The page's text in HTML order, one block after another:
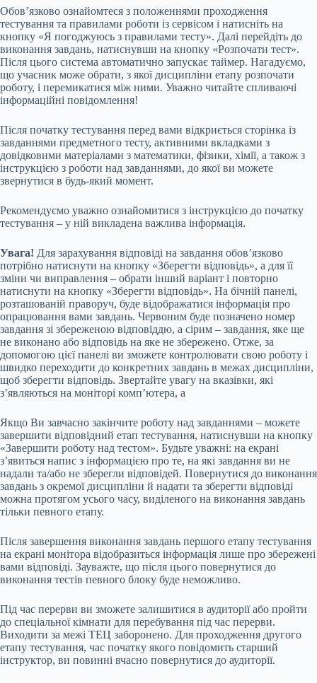
Обов’язково ознайомтеся з положеннями проходження
тестування та правилами роботи із сервісом і натисніть на
кнопку «Я погоджуюсь з правилами тесту». Далі перейдіть до
виконання завдань, натиснувши на кнопку «Розпочати тест».
Після цього система автоматично запускає таймер. Нагадуємо,
що учасник може обрати, з якої дисципліни етапу розпочати
роботу, і перемикатися між ними. Уважно читайте спливаючі
інформаційні повідомлення!
Після початку тестування перед вами відкриється сторінка із
завданнями предметного тесту, активними вкладками з
довідковими матеріалами з математики, фізики, хімії, а також з
інструкцією з роботи над завданнями, до якої ви можете
звернутися в будь-який момент.
Рекомендуємо уважно ознайомитися з інструкцією до початку
тестування – у ній викладена важлива інформація.
Увага! Для зарахування відповіді на завдання обов’язково
потрібно натиснути на кнопку «Зберегти відповідь», а для її
зміни чи виправлення – обрати інший варіант і повторно
натиснути на кнопку «Зберегти відповідь». На бічній панелі,
розташованій праворуч, буде відображатися інформація про
опрацювання вами завдань. Червоним буде позначено номер
завдання зі збереженою відповіддю, а сірим ‒ завдання, яке ще
не виконано або відповідь на яке не збережено. Отже, за
допомогою цієї панелі ви зможете контролювати свою роботу і
швидко переходити до конкретних завдань в межах дисципліни,
щоб зберегти відповідь. Звертайте увагу на вказівки, які
з’являються на моніторі комп’ютера, а
Якщо Ви завчасно закінчите роботу над завданнями ‒ можете
завершити відповідний етап тестування, натиснувши на кнопку
«Завершити роботу над тестом». Будьте уважні: на екрані
з’явиться напис з інформацією про те, на які завдання ви не
надали та/або не зберегли відповідей. Повернутися до виконання
завдань з окремої дисципліни й надати та зберегти відповіді
можна протягом усього часу, виділеного на виконання завдань
тільки певного етапу.
Після завершення виконання завдань першого етапу тестування
на екрані монітора відобразиться інформація лише про збережені
вами відповіді. Зауважте, що після цього повернутися до
виконання тестів певного блоку буде неможливо.
Під час перерви ви зможете залишитися в аудиторії або пройти
до спеціальної кімнати для перебування під час перерви.
Виходити за межі ТЕЦ заборонено. Для проходження другого
етапу тестування, час початку якого повідомить старший
інструктор, ви повинні вчасно повернутися до аудиторії.